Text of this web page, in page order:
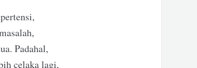
Padahal,
celaka lagi,